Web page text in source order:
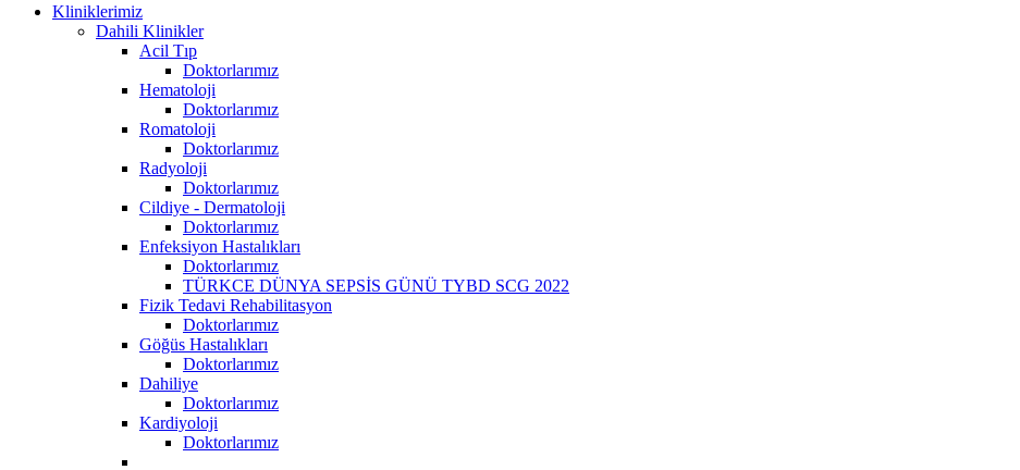
Kliniklerimiz
Dahili Klinikler
Acil Tıp
Doktorlarımız
Hematoloji
Doktorlarımız
Romatoloji
Doktorlarımız
Radyoloji
Doktorlarımız
Cildiye - Dermatoloji
Doktorlarımız
Enfeksiyon Hastalıkları
Doktorlarımız
TÜRKCE DÜNYA SEPSİS GÜNÜ TYBD SCG 2022
Fizik Tedavi Rehabilitasyon
Doktorlarımız
Göğüs Hastalıkları
Doktorlarımız
Dahiliye
Doktorlarımız
Kardiyoloji
Doktorlarımız